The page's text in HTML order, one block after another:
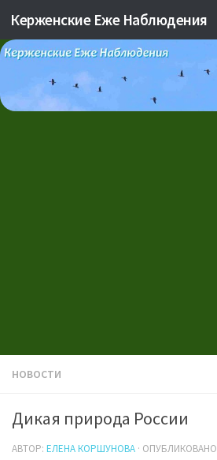
Skip to content
Керженские Еже Наблюдения
НОВОСТИ
Дикая природа России
АВТОР: ЕЛЕНА КОРШУНОВА · ОПУБЛИКОВАНО